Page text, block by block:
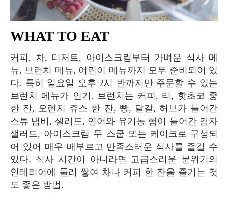
WHAT TO EAT
커피, 차, 디저트, 아이스크림부터 가벼운 식사 메
뉴, 브런치 메뉴, 어린이 메뉴까지 모두 준비되어 있
다. 특히 일요일 오후 2시 반까지만 주문할 수 있는
브런치 메뉴가 인기. 브런치는 커피, 티, 핫초코 중
한 잔, 오렌지 쥬스 한 잔, 빵, 달걀, 허브가 들어간
스튜 냄비, 샐러드, 연어와 유기농 햄이 들어간 감자
샐러드, 아이스크림 두 스쿱 또는 케이크로 구성되
어 있어 매우 배부르고 만족스러운 식사를 즐길 수
있다. 식사 시간이 아니라면 고급스러운 분위기의
인테리어에 둘러 쌓여 차나 커피 한 잔을 즐기는 것
도 좋은 방법.